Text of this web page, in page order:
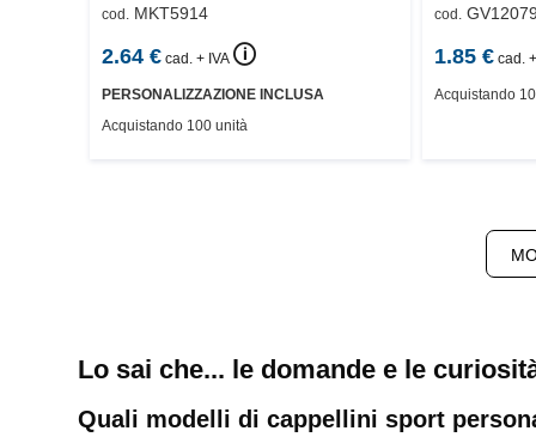
cod. MKT5914
2.64 € cad. + IVA 🛈
PERSONALIZZAZIONE INCLUSA
Acquistando 100 unità
cod.
1.85€ cad.
Acquistando
Lo sai che... le domande e le
Quali modelli di cappellini sport